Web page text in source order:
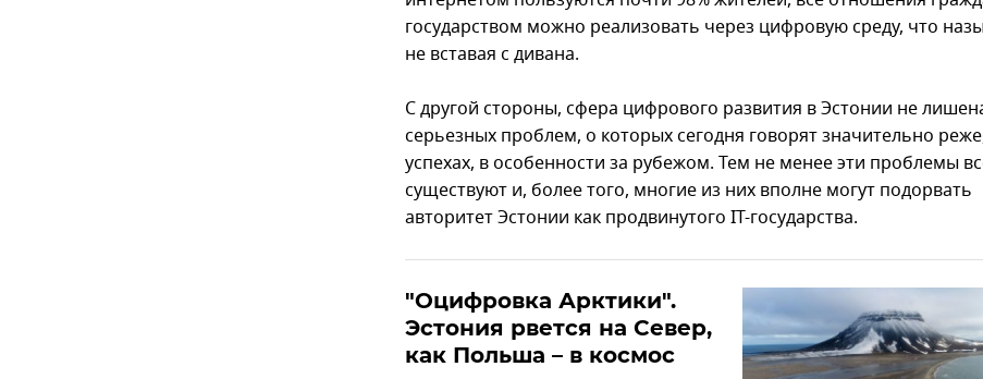
государством можно реализовать через цифровую среду, что
не вставая с дивана.
С другой стороны, сфера цифрового развития в Эстонии не
серьезных проблем, о которых сегодня говорят значительно
успехах, в особенности за рубежом. Тем не менее эти проблемы
существуют и, более того, многие из них вполне могут подорвать
авторитет Эстонии как продвинутого IT-государства.
"Оцифровка Арктики".
Эстония рвется на Север,
как Польша – в космос